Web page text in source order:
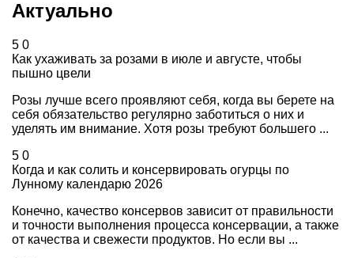
Актуально
5 0
Как ухаживать за розами в июле и августе, чтобы
пышно цвели
Розы лучше всего проявляют себя, когда вы берете на
себя обязательство регулярно заботиться о них и
уделять им внимание. Хотя розы требуют большего ...
5 0
Когда и как солить и консервировать огурцы по
Лунному календарю 2026
Конечно, качество консервов зависит от правильности
и точности выполнения процесса консервации, а также
от качества и свежести продуктов. Но если вы ...